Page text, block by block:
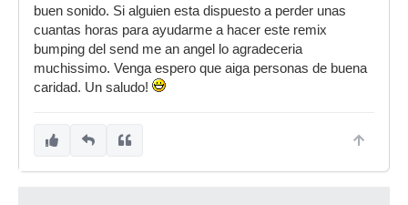
buen sonido. Si alguien esta dispuesto a perder unas
cuantas horas para ayudarme a hacer este remix
bumping del send me an angel lo agradeceria
muchissimo. Venga espero que aiga personas de buena
caridad. Un saludo!